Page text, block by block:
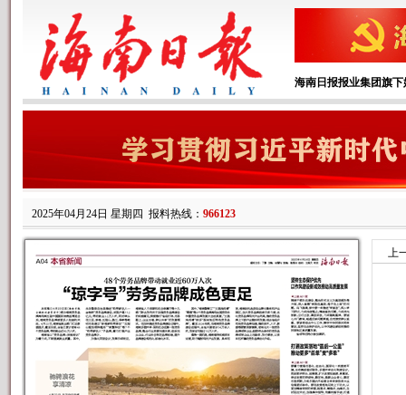
海南日报报业集团旗下
2025年04月24日 星期四 报料热线： 966123
上